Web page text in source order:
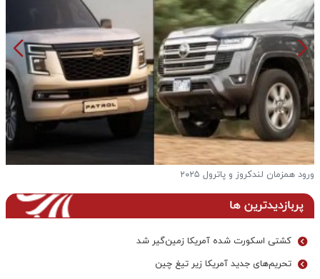
ورود همزمان لندکروز و پاترول ۲۰۲۵
پربازدیدترین ها
کشتی اسکورت شده آمریکا زمین‌گیر شد
تحریم‌های جدید آمریکا زیر تیغ چین